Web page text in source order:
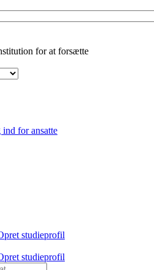
for at forsætte
for ansatte
studieprofil
studieprofil